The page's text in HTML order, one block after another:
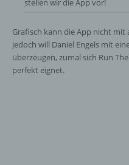
Grafisch kann die App nicht
jedoch will Daniel Engels mit
überzeugen, zumal sich Run
perfekt eignet.